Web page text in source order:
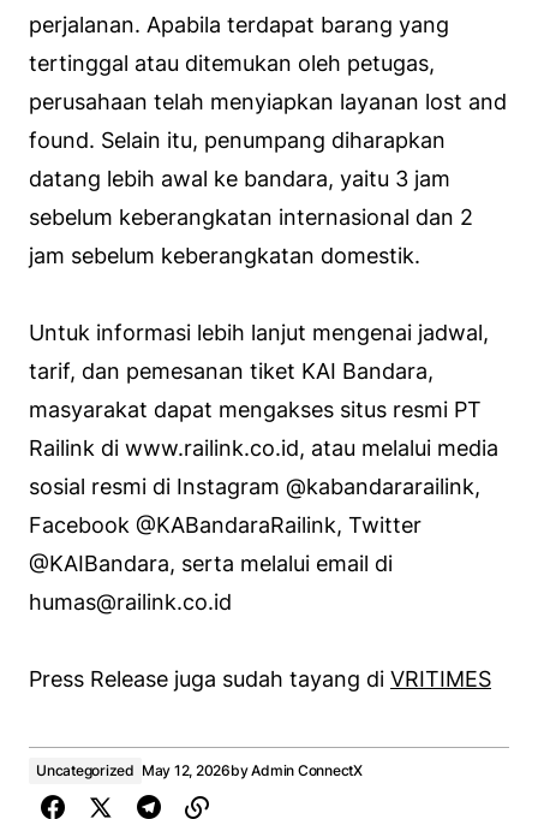
perjalanan. Apabila terdapat barang yang
tertinggal atau ditemukan oleh petugas,
perusahaan telah menyiapkan layanan lost and
found. Selain itu, penumpang diharapkan
datang lebih awal ke bandara, yaitu 3 jam
sebelum keberangkatan internasional dan 2
jam sebelum keberangkatan domestik.
Untuk informasi lebih lanjut mengenai jadwal,
tarif, dan pemesanan tiket KAI Bandara,
masyarakat dapat mengakses situs resmi PT
Railink di www.railink.co.id, atau melalui media
sosial resmi di Instagram @kabandararailink,
Facebook @KABandaraRailink, Twitter
@KAIBandara, serta melalui email di
humas@railink.co.id
Press Release juga sudah tayang di VRITIMES
Uncategorized May 12, 2026byAdmin ConnectX